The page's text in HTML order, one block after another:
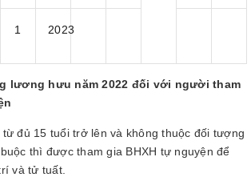
1 2023
lương hưu năm 2022 đối với người tham
từ đủ 15 tuổi trở lên và không thuộc đối tượng
thì được tham gia BHXH tự nguyện để
và tử tuất.